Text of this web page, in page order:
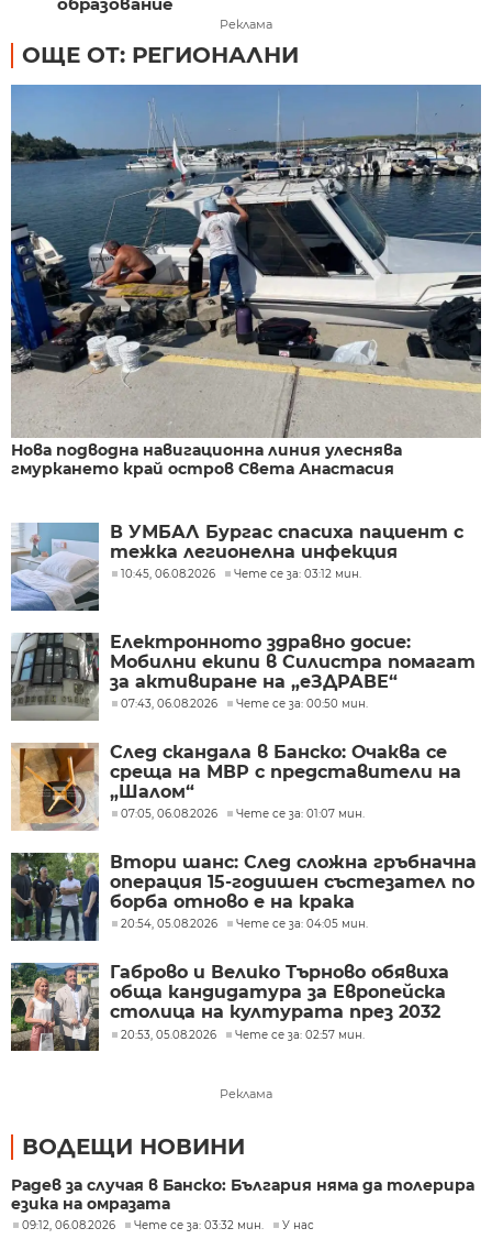
Реклама
ОЩЕ ОТ: РЕГИОНАЛНИ
Нова подводна навигационна линия улеснява
гмуркането край остров Света Анастасия
В УМБАЛ Бургас спасиха пациент с
тежка легионелна инфекция
10:45, 06.08.2026 Чете се за: 03:12 мин.
Електронното здравно досие:
Мобилни екипи в Силистра помагат
за активиране на „еЗДРАВЕ“
07:43, 06.08.2026 Чете се за: 00:50 мин.
След скандала в Банско: Очаква се
среща на МВР с представители на
„Шалом“
07:05, 06.08.2026 Чете се за: 01:07 мин.
Втори шанс: След сложна гръбначна
операция 15-годишен състезател по
борба отново е на крака
20:54, 05.08.2026 Чете се за: 04:05 мин.
Габрово и Велико Търново обявиха
обща кандидатура за Европейска
столица на културата през 2032
година
20:53, 05.08.2026 Чете се за: 02:57 мин.
Реклама
ВОДЕЩИ НОВИНИ
Радев за случая в Банско: България няма да толерира
езика на омразата
09:12, 06.08.2026 Чете се за: 03:32 мин. У нас